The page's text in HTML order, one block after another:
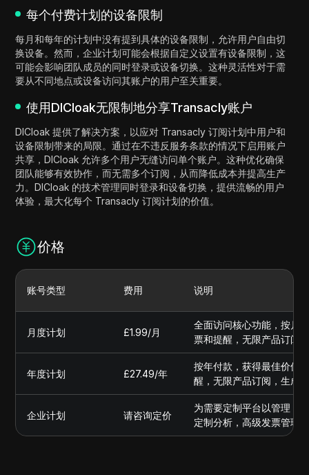
每个付费计划的设备限制
每月和每年的计划中没有提到具体的设备限制，允许用户自由切
换设备。然而，企业计划可能会根据自定义设置有设备限制，这
可能会影响团队成员的同时登录或设备切换。这种灵活性对于需
要从不同地点或设备访问其账户的用户至关重要。
使用DICloak无限制地分享Transacly账户
DICloak 提供了解决方案，以应对 Transacly 订阅计划中用户和
设备限制带来的局限。通过在不违反服务条款的情况下启用账户
共享，DICloak 允许多个用户无缝访问单个账户。这种优化确保
团队能够有效协作，而无需多个订阅，从而降低成本并提高生产
力。DICloak 的技术管理同时登录和设备切换，提供流畅的用户
体验，最大化每个 Transacly 订阅计划的价值。
价格
账号类型 费用 说明
月度计划 £1.99/月
全面访问核心功能，按月
票和提醒，无限产品订阅
年度计划 £27.49/年
按年付款，获得最佳价值
醒，无限产品订阅，生成
企业计划 请咨询定价
为需要定制平台以管理
定制分析，高级发票管理